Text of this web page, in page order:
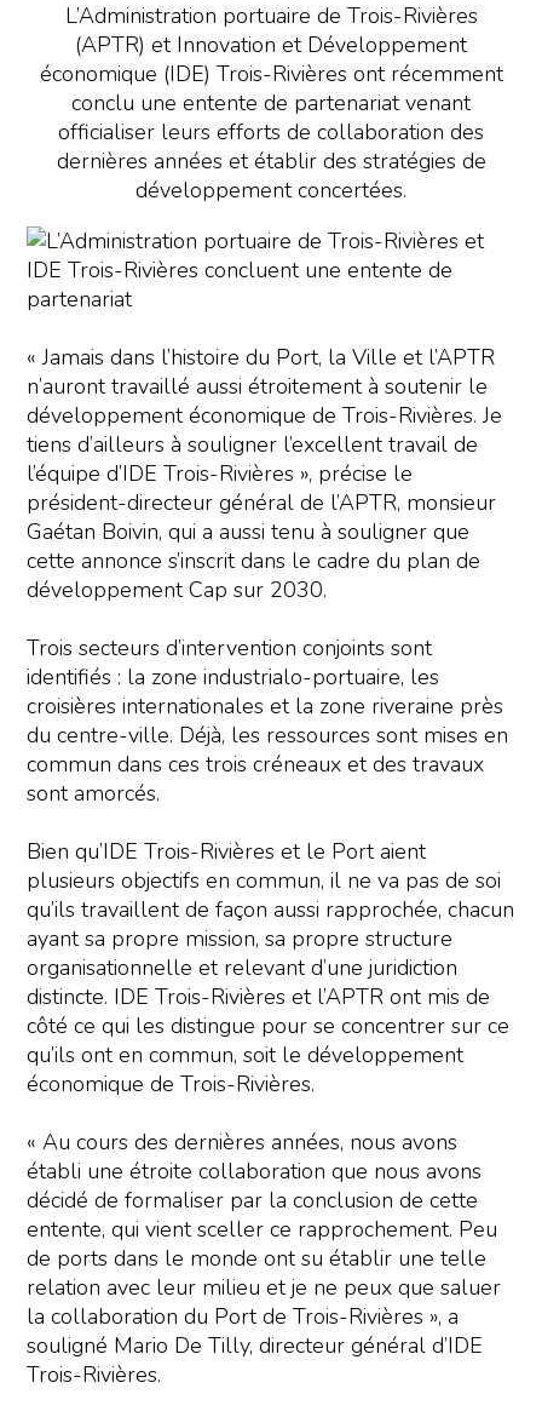
L’Administration portuaire de Trois-Rivières
(APTR) et Innovation et Développement
économique (IDE) Trois-Rivières ont récemment
conclu une entente de partenariat venant
officialiser leurs efforts de collaboration des
dernières années et établir des stratégies de
développement concertées.
« Jamais dans l’histoire du Port, la Ville et l’APTR
n’auront travaillé aussi étroitement à soutenir le
développement économique de Trois-Rivières. Je
tiens d’ailleurs à souligner l’excellent travail de
l’équipe d’IDE Trois-Rivières », précise le
président-directeur général de l’APTR, monsieur
Gaétan Boivin, qui a aussi tenu à souligner que
cette annonce s’inscrit dans le cadre du plan de
développement Cap sur 2030.
Trois secteurs d’intervention conjoints sont
identifiés : la zone industrialo-portuaire, les
croisières internationales et la zone riveraine près
du centre-ville. Déjà, les ressources sont mises en
commun dans ces trois créneaux et des travaux
sont amorcés.
Bien qu’IDE Trois-Rivières et le Port aient
plusieurs objectifs en commun, il ne va pas de soi
qu’ils travaillent de façon aussi rapprochée, chacun
ayant sa propre mission, sa propre structure
organisationnelle et relevant d’une juridiction
distincte. IDE Trois-Rivières et l’APTR ont mis de
côté ce qui les distingue pour se concentrer sur ce
qu’ils ont en commun, soit le développement
économique de Trois-Rivières.
« Au cours des dernières années, nous avons
établi une étroite collaboration que nous avons
décidé de formaliser par la conclusion de cette
entente, qui vient sceller ce rapprochement. Peu
de ports dans le monde ont su établir une telle
relation avec leur milieu et je ne peux que saluer
la collaboration du Port de Trois-Rivières », a
souligné Mario De Tilly, directeur général d’IDE
Trois-Rivières.